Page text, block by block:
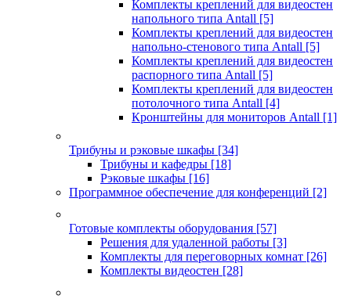
Комплекты креплений для видеостен
напольного типа Antall [5]
Комплекты креплений для видеостен
напольно-стенового типа Antall [5]
Комплекты креплений для видеостен
распорного типа Antall [5]
Комплекты креплений для видеостен
потолочного типа Antall [4]
Кронштейны для мониторов Antall [1]
Трибуны и рэковые шкафы [34]
Трибуны и кафедры [18]
Рэковые шкафы [16]
Программное обеспечение для конференций [2]
Готовые комплекты оборудования [57]
Решения для удаленной работы [3]
Комплекты для переговорных комнат [26]
Комплекты видеостен [28]